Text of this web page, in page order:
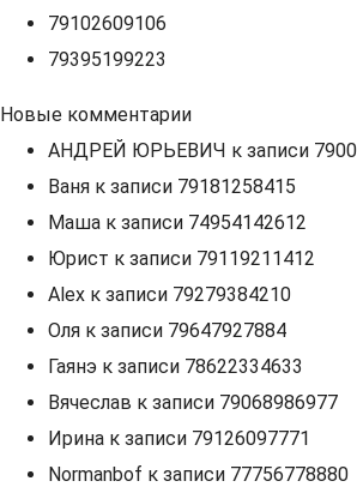
79102609106
79395199223
Новые комментарии
АНДРЕЙ ЮРЬЕВИЧ к записи
Ваня к записи 79181258415
Маша к записи 74954142612
Юрист к записи 79119211412
Alex к записи 79279384210
Оля к записи 79647927884
Гаянэ к записи 78622334633
Вячеслав к записи 79068986977
Ирина к записи 79126097771
Normanbof к записи 77756778880